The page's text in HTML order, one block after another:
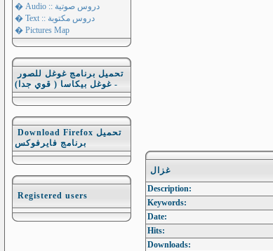
� Audio :: دروس صوتية
� Text :: دروس مكتوبة
� Pictures Map
تحميل برنامج غوغل للصور
- غوغل بيكاسا ( قوي جدا)
Download Firefox تحميل
برنامج فايرفوكس
Registered users
غزال
Description:
Keywords:
Date:
Hits:
Downloads: